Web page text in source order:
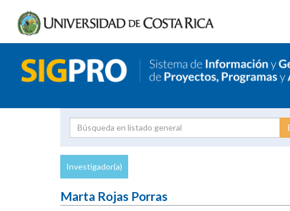
Proyecto
Investigador(a)
Marta Rojas Porras